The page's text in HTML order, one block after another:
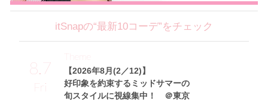
itSnapの“最新10コーデ”をチェック
8.7
Fri
【2026年8月(2／12)】
好印象を約束するミッドサマーの
旬スタイルに視線集中！ ＠東京
Theme